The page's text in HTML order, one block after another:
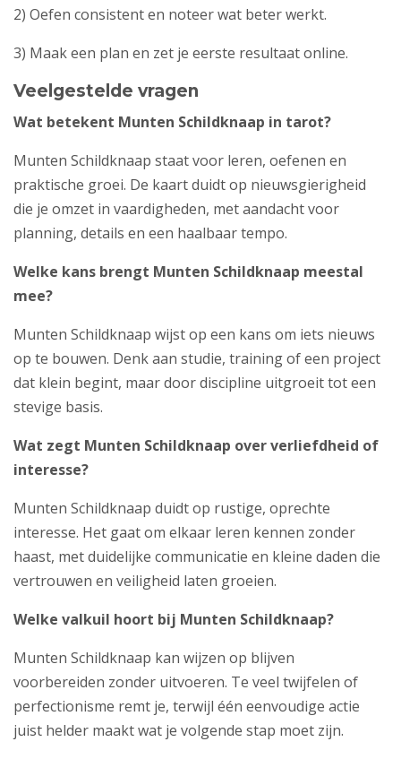
2) Oefen consistent en noteer wat beter werkt.
3) Maak een plan en zet je eerste resultaat online.
Veelgestelde vragen
Wat betekent Munten Schildknaap in tarot?
Munten Schildknaap staat voor leren, oefenen en
praktische groei. De kaart duidt op nieuwsgierigheid
die je omzet in vaardigheden, met aandacht voor
planning, details en een haalbaar tempo.
Welke kans brengt Munten Schildknaap meestal
mee?
Munten Schildknaap wijst op een kans om iets nieuws
op te bouwen. Denk aan studie, training of een project
dat klein begint, maar door discipline uitgroeit tot een
stevige basis.
Wat zegt Munten Schildknaap over verliefdheid of
interesse?
Munten Schildknaap duidt op rustige, oprechte
interesse. Het gaat om elkaar leren kennen zonder
haast, met duidelijke communicatie en kleine daden die
vertrouwen en veiligheid laten groeien.
Welke valkuil hoort bij Munten Schildknaap?
Munten Schildknaap kan wijzen op blijven
voorbereiden zonder uitvoeren. Te veel twijfelen of
perfectionisme remt je, terwijl één eenvoudige actie
juist helder maakt wat je volgende stap moet zijn.